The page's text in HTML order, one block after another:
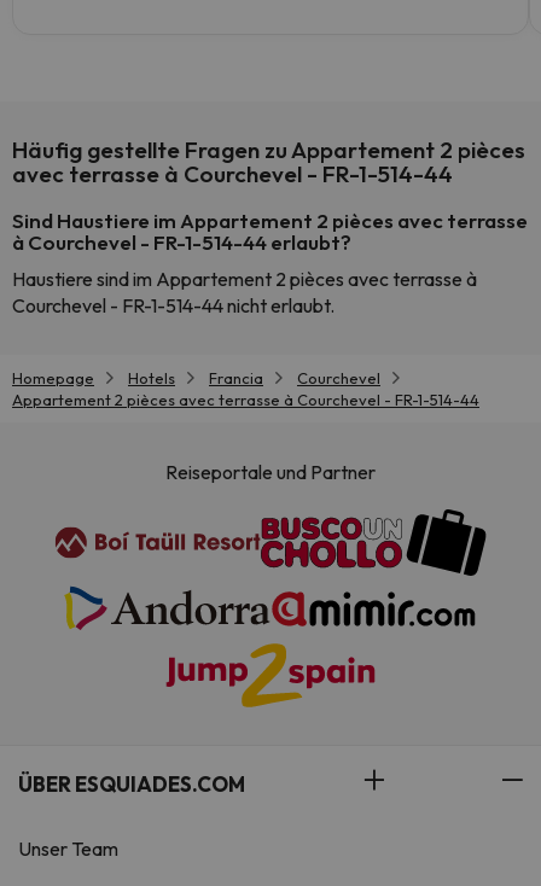
Häufig gestellte Fragen zu Appartement 2 pièces
avec terrasse à Courchevel - FR-1-514-44
Sind Haustiere im Appartement 2 pièces avec terrasse
à Courchevel - FR-1-514-44 erlaubt?
Haustiere sind im Appartement 2 pièces avec terrasse à
Courchevel - FR-1-514-44 nicht erlaubt.
Homepage Hotels Francia
Courchevel
Appartement 2 pièces avec terrasse à Courchevel - FR-1-514-44
Reiseportale und Partner
ÜBER ESQUIADES.COM
Unser Team